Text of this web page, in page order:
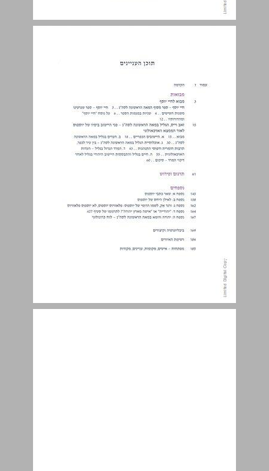
שניות במגמות הספר ... 6